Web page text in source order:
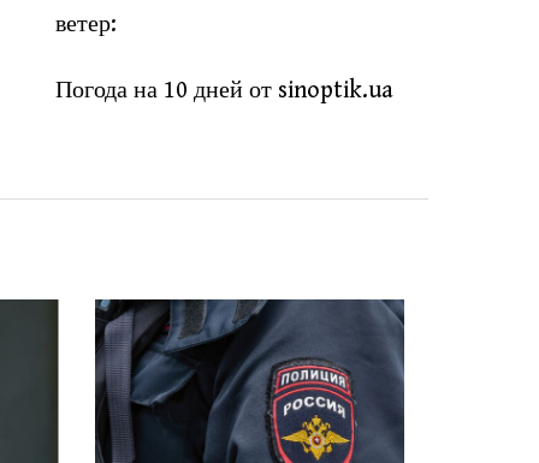
ветер:
Погода на 10 дней от sinoptik.ua